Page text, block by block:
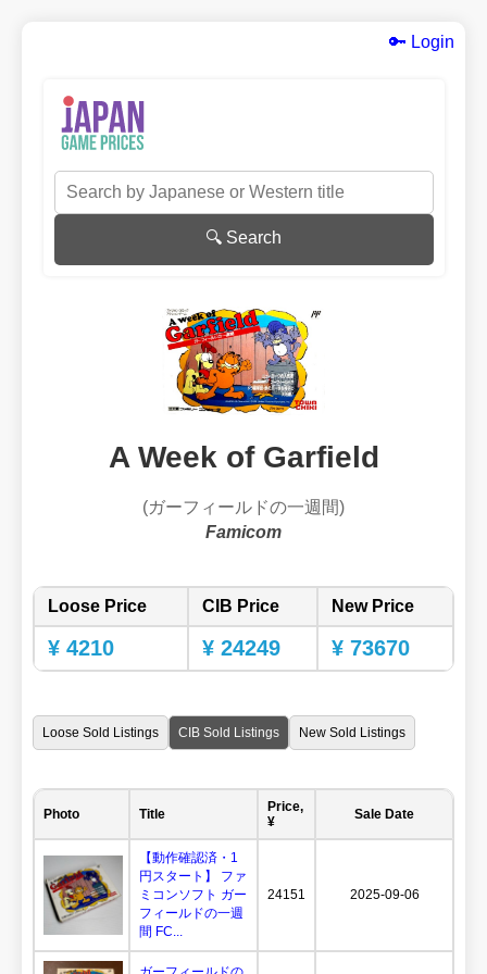
🔑 Login
🔍 Search
A Week of Garfield
(ガーフィールドの一週間)
Famicom
Loose Price CIB Price New Price
¥ 4210 ¥ 24249 ¥ 73670
Loose Sold Listings CIB Sold Listings New Sold Listings
Photo Title
Price,
¥
Sale Date
【動作確認済・1
円スタート】 ファ
ミコンソフト ガー
フィールドの一週
間 FC...
24151 2025-09-06